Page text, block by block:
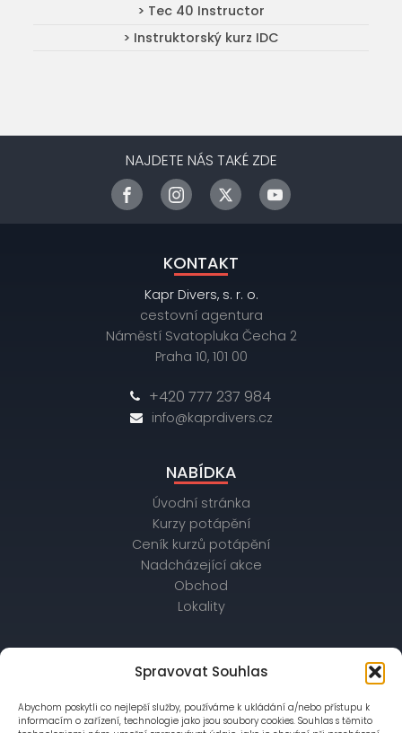
Spravovat Souhlas
Abychom poskytli co nejlepší služby, používáme k ukládání a/nebo přístupu k
informacím o zařízení, technologie jako jsou soubory cookies. Souhlas s těmito
> Tec 40 Instructor
> Instruktorský kurz IDC
NAJDETE NÁS TAKÉ ZDE
KONTAKT
Kapr Divers, s. r. o.
cestovní agentura
Náměstí Svatopluka Čecha 2
Praha 10, 101 00
+420 777 237 984
info@kaprdivers.cz
NABÍDKA
Úvodní stránka
Kurzy potápění
Ceník kurzů potápění
Nadcházející akce
Obchod
Lokality
OBCHODNÍ ÚDAJE
bankovní spojení: Raiffeisenbank,